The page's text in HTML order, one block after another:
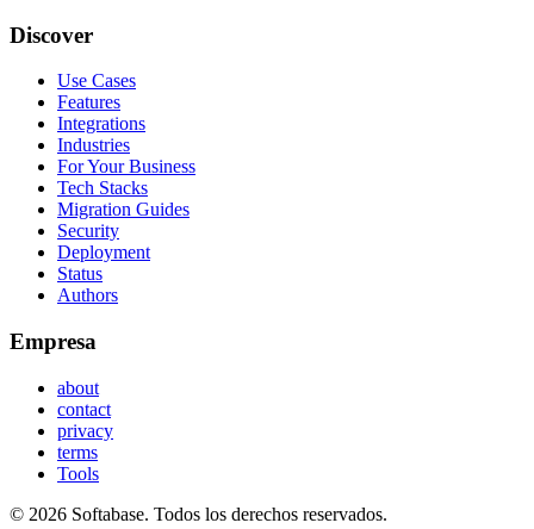
Discover
Use Cases
Features
Integrations
Industries
For Your Business
Tech Stacks
Migration Guides
Security
Deployment
Status
Authors
Empresa
about
contact
privacy
terms
Tools
© 2026 Softabase. Todos los derechos reservados.